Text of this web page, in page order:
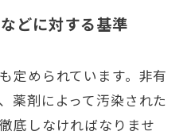
どに対する基準
定められています。非有
薬剤によって汚染された
底しなければなりませ